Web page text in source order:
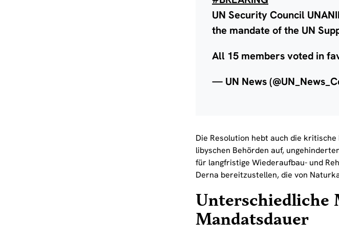
UN Security Council
the mandate of the UN
All 15 members voted in
— UN News
Die Resolution hebt auch die
libyschen Behörden auf,
für langfristige Wiederaufbau- und
Derna bereitzustellen, die von
Unterschiedliche
Mandatsdauer